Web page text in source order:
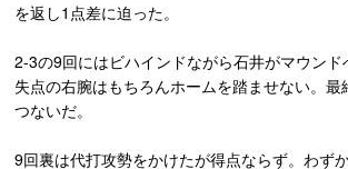
を返し1点差に迫った。
2-3の9回にはビハインドながら石井がマウン
失点の右腕はもちろんホームを踏ませない。最
つないだ。
9回裏は代打攻勢をかけたが得点ならず。わず